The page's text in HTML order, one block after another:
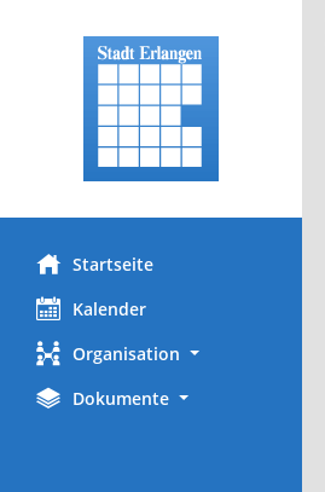
Startseite
Kalender
Organisation
Dokumente